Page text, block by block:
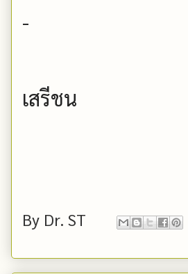
-
เสรีชน
By Dr. ST